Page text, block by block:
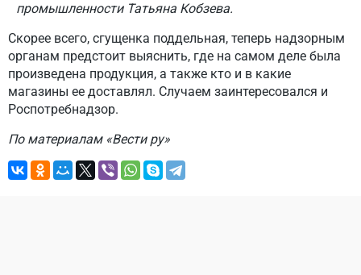
промышленности Татьяна Кобзева.
Скорее всего, сгущенка поддельная, теперь надзорным
органам предстоит выяснить, где на самом деле была
произведена продукция, а также кто и в какие
магазины ее доставлял. Случаем заинтересовался и
Роспотребнадзор.
По материалам «Вести ру»